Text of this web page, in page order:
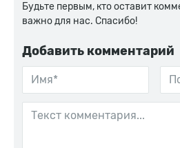
Будьте первым, кто оставит
важно для нас. Спасибо!
Добавить комментарий